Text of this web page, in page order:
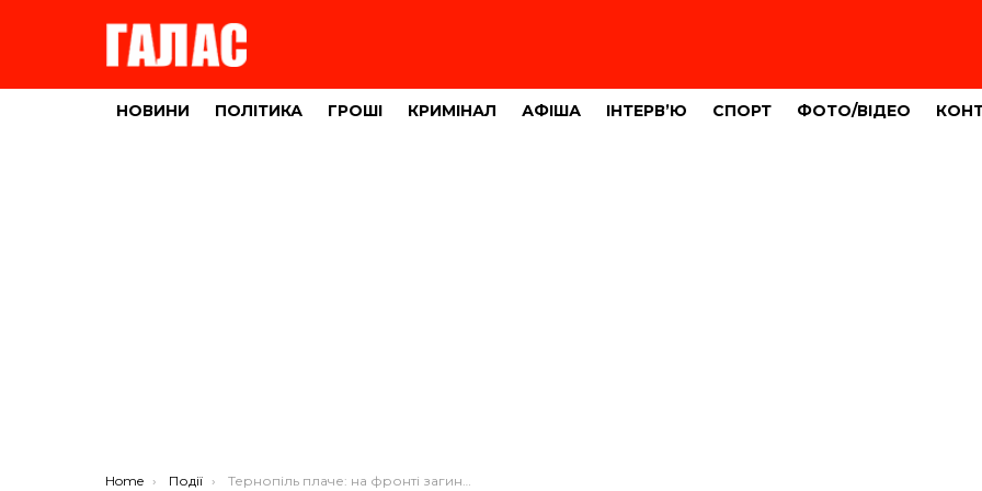
НОВИНИ ПОЛІТИКА ГРОШІ КРИМІНАЛ АФІША ІНТЕРВ’Ю СПОРТ ФОТО/ВІДЕО
You are here:
Home Події Тернопіль плаче: на фронті загинув 25-річний Ігор Кашуба